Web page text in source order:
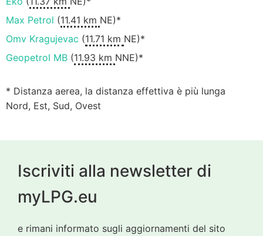
Max Petrol (11.41 km NE)*
Omv Kragujevac (11.71 km NE)*
Geopetrol MB (11.93 km NNE)*
* Distanza aerea, la distanza effettiva è più lunga
Nord, Est, Sud, Ovest
Iscriviti alla newsletter di
myLPG.eu
e rimani informato sugli aggiornamenti del sito